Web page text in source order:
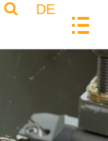
DE